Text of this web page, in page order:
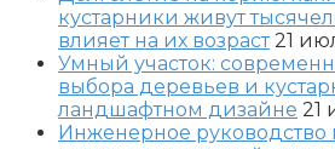
кустарники живут
влияет на их возраст 21
Умный участок:
выбора деревьев и
ландшафтном дизайне 21
Инженерное руководство